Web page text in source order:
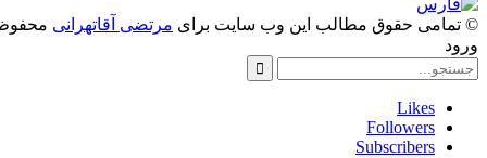
© تمامی حقوق مطالب این وب سایت برای مرتضی آقاتهرانی
ورود
Likes
Followers
Subscribers